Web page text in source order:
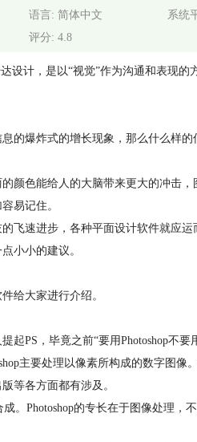
语言: 简体中文
系统
评分: 4.8
设计，是以“视觉”作为沟通和表现
的爆炸式的增长现象，那么什么样
颜色能给人的大脑带来更大的冲击
易记住。
飞速进步，各种平面设计软件就应
小小的建议。
给大家进行介绍。
PS，毕竟之前“要用Photoshop不要
主要处理以像素所构成的数字图
等各方面都有涉及。
。Photoshop的专长在于图像处理，